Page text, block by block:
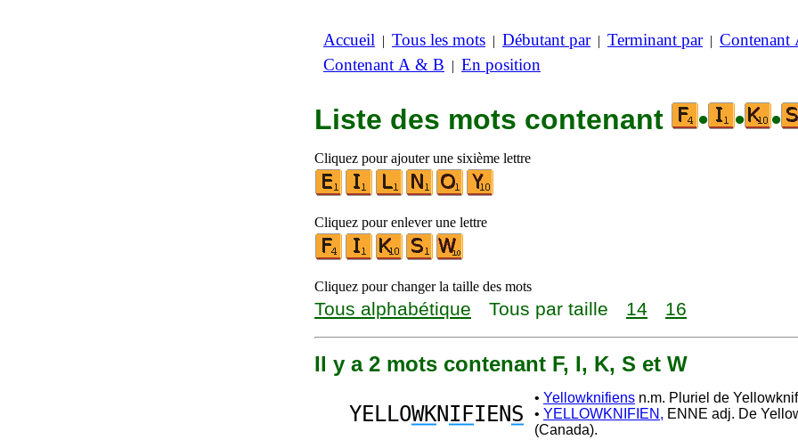
Accueil | Tous les mots | Débutant par| Terminant par| Contenant
Contenant A & B | En position
Liste des mots contenant • • •
Cliquez pour ajouter une sixième lettre
Cliquez pour enlever une lettre
Cliquez pour changer la taille des mots
Tous alphabétique Tous par taille 14 16
Il y a 2 mots contenant F, I, K, S et W
YELLOWKNIFIENS
• Yellowknifiens n.m. Pluriel de
• YELLOWKNIFIEN, ENNE adj. De
(Canada).